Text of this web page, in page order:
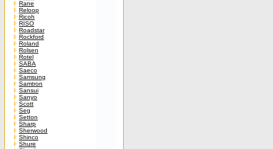
Rane
Reloop
Ricoh
RISO
Roadstar
Rockford
Roland
Rolsen
Rotel
SABA
Saeco
Samsung
Samtron
Sansui
Sanyo
Scott
Seg
Setton
Sharp
Sherwood
Shinco
Shure